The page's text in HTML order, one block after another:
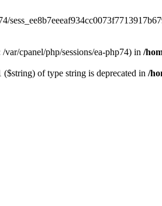
var/cpanel/php/sessions/ea-php74) in /
of type string is deprecated in /